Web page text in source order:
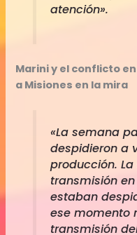
atención».
Marini y el conflicto
a Misiones en la mira
«La semana
despidieron a
producción.
transmisión
estaban
ese momento
transmisión